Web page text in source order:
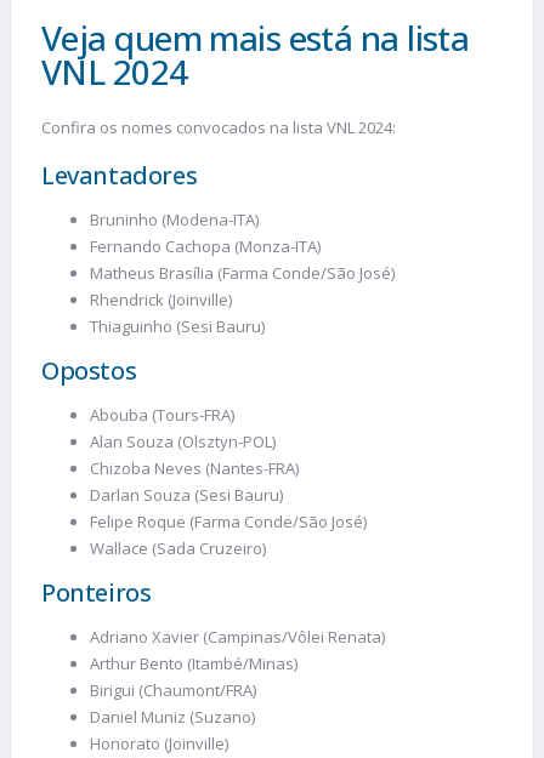
Veja quem mais está na lista
VNL 2024
Confira os nomes convocados na lista VNL 2024:
Levantadores
Bruninho (Modena-ITA)
Fernando Cachopa (Monza-ITA)
Matheus Brasília (Farma Conde/São José)
Rhendrick (Joinville)
Thiaguinho (Sesi Bauru)
Opostos
Abouba (Tours-FRA)
Alan Souza (Olsztyn-POL)
Chizoba Neves (Nantes-FRA)
Darlan Souza (Sesi Bauru)
Felipe Roque (Farma Conde/São José)
Wallace (Sada Cruzeiro)
Ponteiros
Adriano Xavier (Campinas/Vôlei Renata)
Arthur Bento (Itambé/Minas)
Birigui (Chaumont/FRA)
Daniel Muniz (Suzano)
Honorato (Joinville)